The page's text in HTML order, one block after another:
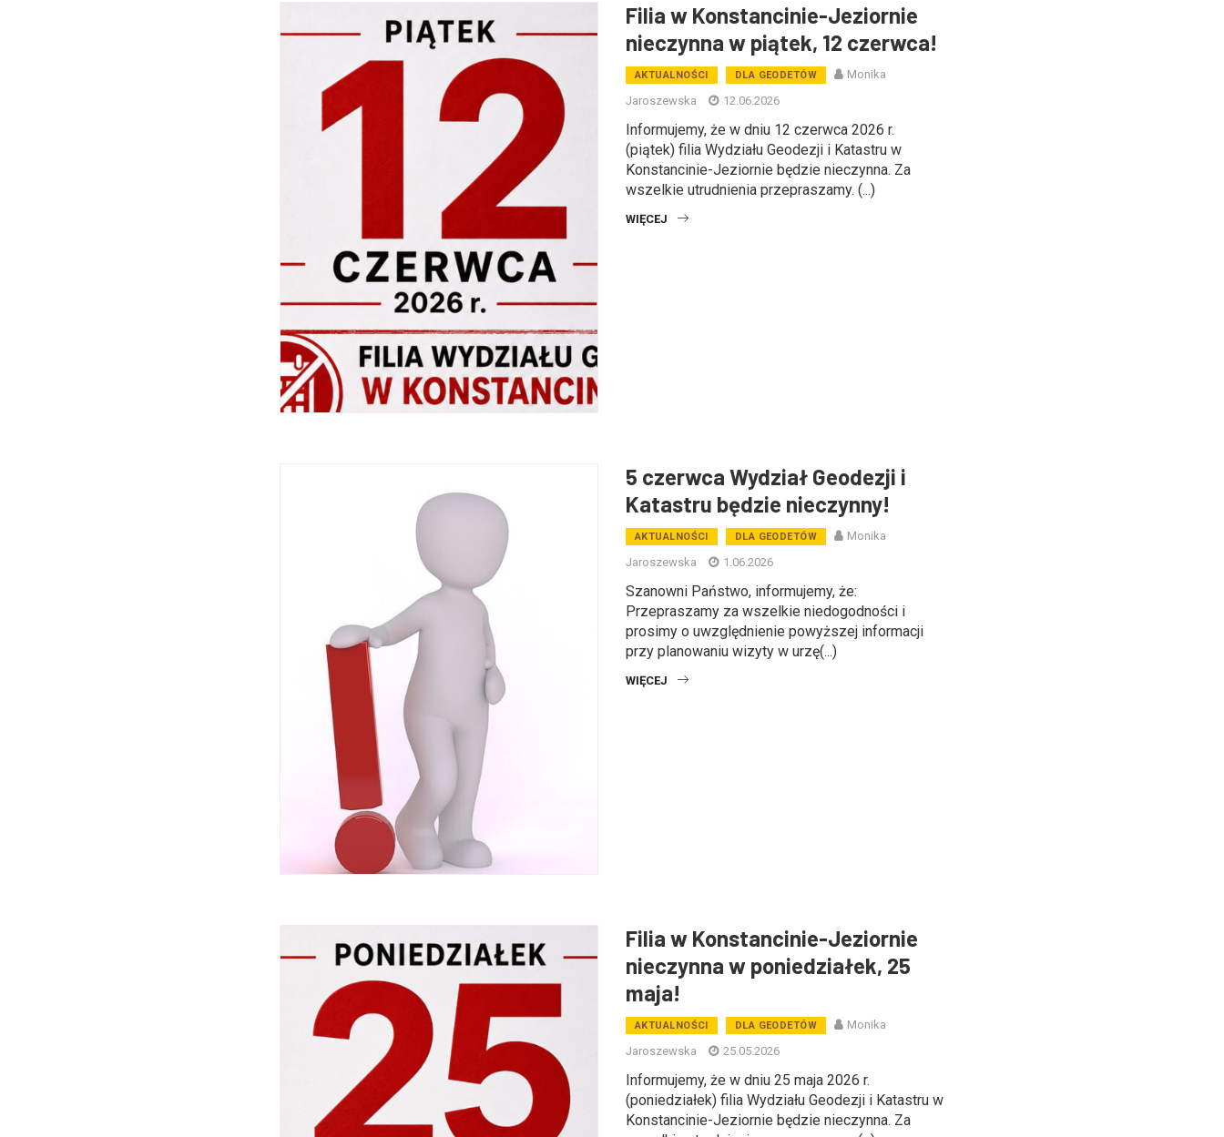
Filia w Konstancinie-Jeziornie
nieczynna w piątek, 12 czerwca!
AKTUALNOŚCI DLA GEODETÓW
Monika
Jaroszewska
12.06.2026
Informujemy, że w dniu 12 czerwca 2026 r.
(piątek) filia Wydziału Geodezji i Katastru w
Konstancinie-Jeziornie będzie nieczynna. Za
wszelkie utrudnienia przepraszamy. (...)
WIĘCEJ
5 czerwca Wydział Geodezji i
Katastru będzie nieczynny!
AKTUALNOŚCI DLA GEODETÓW
Monika
Jaroszewska
1.06.2026
Szanowni Państwo, informujemy, że:
Przepraszamy za wszelkie niedogodności i
prosimy o uwzględnienie powyższej informacji
przy planowaniu wizyty w urzę(...)
WIĘCEJ
Filia w Konstancinie-Jeziornie
nieczynna w poniedziałek, 25
maja!
AKTUALNOŚCI DLA GEODETÓW
Monika
Jaroszewska
25.05.2026
Informujemy, że w dniu 25 maja 2026 r.
(poniedziałek) filia Wydziału Geodezji i Katastru w
Konstancinie-Jeziornie będzie nieczynna. Za